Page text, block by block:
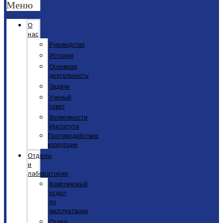
Меню
О
нас
Руководство
История
Основная
деятельность
Задачи
Ученый
совет
Возможности
Института
Противодействие
коррупции
Отделы
и
лаборатории
Комплексный
отдел
по
эксплуатации